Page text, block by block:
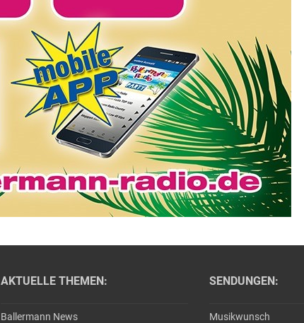
AKTUELLE THEMEN:
Ballermann News
SENDUNGEN:
Musikwunsch